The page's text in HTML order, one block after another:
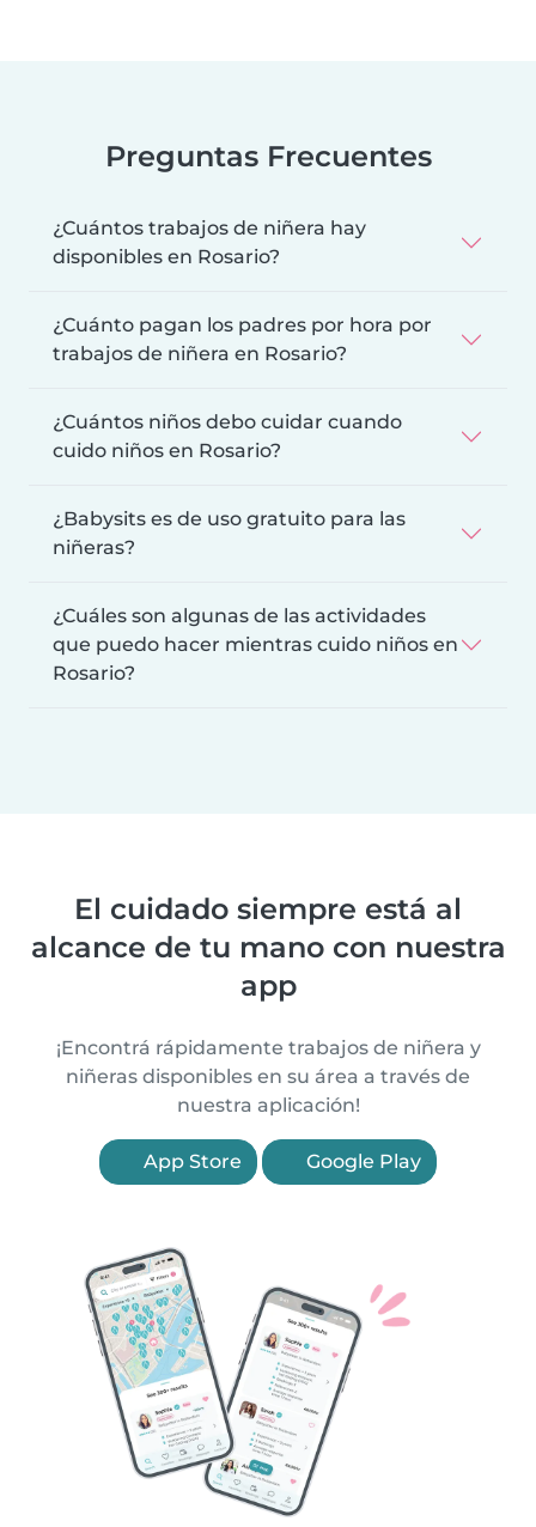
Preguntas Frecuentes
¿Cuántos trabajos de niñera hay
disponibles en Rosario?
¿Cuánto pagan los padres por hora por
trabajos de niñera en Rosario?
¿Cuántos niños debo cuidar cuando
cuido niños en Rosario?
¿Babysits es de uso gratuito para las
niñeras?
¿Cuáles son algunas de las actividades
que puedo hacer mientras cuido niños en
Rosario?
El cuidado siempre está al
alcance de tu mano con nuestra
app
¡Encontrá rápidamente trabajos de niñera y
niñeras disponibles en su área a través de
nuestra aplicación!
App Store Google Play